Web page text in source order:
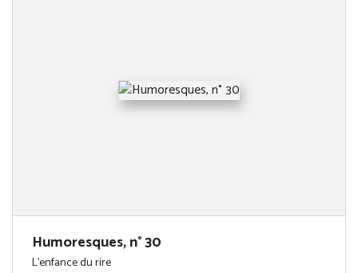
Humoresques, n° 30
L'enfance du rire